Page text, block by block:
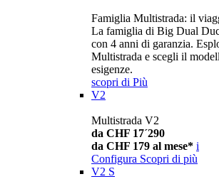
Famiglia Multistrada: il
La famiglia di Big Dual
con 4 anni di garanzia.
Multistrada e scegli il
esigenze.
scopri di Più
V2
Multistrada V2
da CHF 17´290
da CHF 179 al mese* i
Configura Scopri di più
V2 S